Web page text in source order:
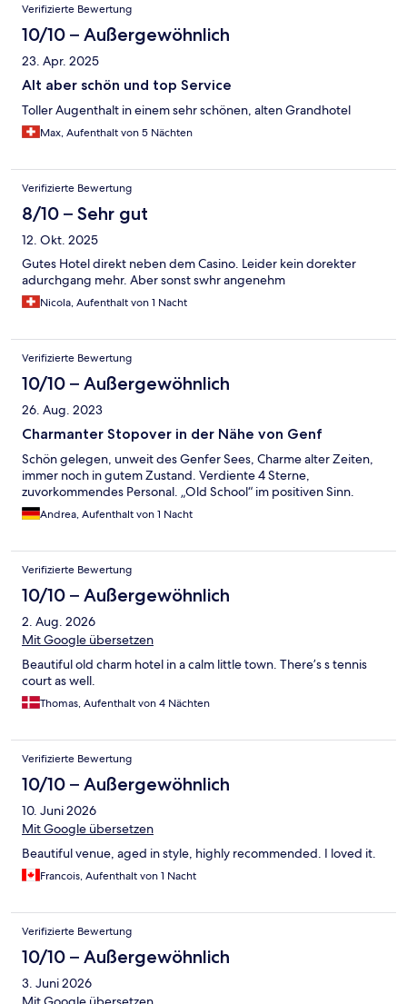
Verifizierte Bewertung
10/10 – Außergewöhnlich
23. Apr. 2025
Alt aber schön und top Service
Toller Augenthalt in einem sehr schönen, alten Grandhotel
Max, Aufenthalt von 5 Nächten
Verifizierte Bewertung
8/10 – Sehr gut
12. Okt. 2025
Gutes Hotel direkt neben dem Casino. Leider kein dorekter
adurchgang mehr. Aber sonst swhr angenehm
Nicola, Aufenthalt von 1 Nacht
Verifizierte Bewertung
10/10 – Außergewöhnlich
26. Aug. 2023
Charmanter Stopover in der Nähe von Genf
Schön gelegen, unweit des Genfer Sees, Charme alter Zeiten,
immer noch in gutem Zustand. Verdiente 4 Sterne,
zuvorkommendes Personal. „Old School“ im positiven Sinn.
Andrea, Aufenthalt von 1 Nacht
Verifizierte Bewertung
10/10 – Außergewöhnlich
2. Aug. 2026
Mit Google übersetzen
Beautiful old charm hotel in a calm little town. There’s s tennis
court as well.
Thomas, Aufenthalt von 4 Nächten
Verifizierte Bewertung
10/10 – Außergewöhnlich
10. Juni 2026
Mit Google übersetzen
Beautiful venue, aged in style, highly recommended. I loved it.
Francois, Aufenthalt von 1 Nacht
Verifizierte Bewertung
10/10 – Außergewöhnlich
3. Juni 2026